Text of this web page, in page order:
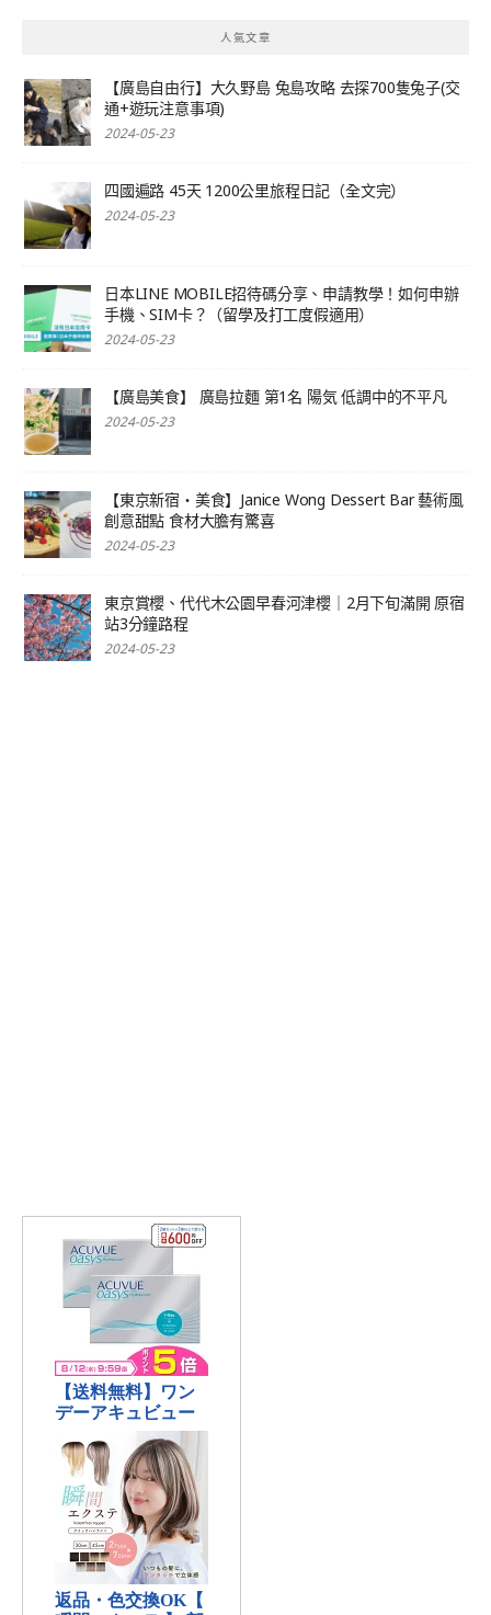
人氣文章
【廣島自由行】大久野島 兔島攻略 去探700隻兔子(交
通+遊玩注意事項)
2024-05-23
四國遍路 45天 1200公里旅程日記（全文完）
2024-05-23
日本LINE MOBILE招待碼分享、申請教學！如何申辦
手機、SIM卡？（留學及打工度假適用）
2024-05-23
【廣島美食】 廣島拉麵 第1名 陽気 低調中的不平凡
2024-05-23
【東京新宿‧美食】Janice Wong Dessert Bar 藝術風
創意甜點 食材大膽有驚喜
2024-05-23
東京賞櫻、代代木公園早春河津櫻｜2月下旬滿開 原宿
站3分鐘路程
2024-05-23